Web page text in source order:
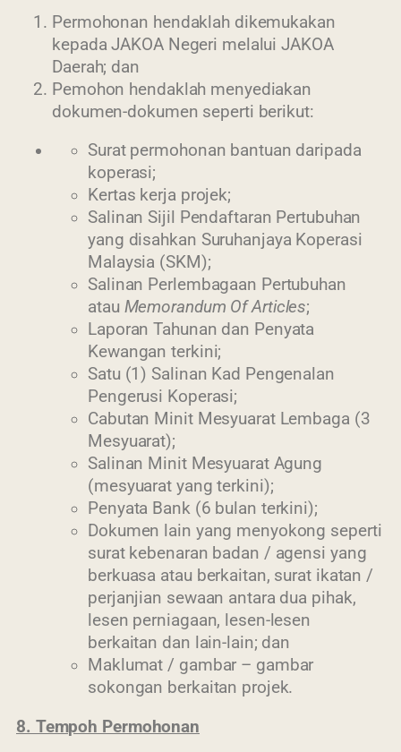
Permohonan hendaklah dikemukakan
kepada JAKOA Negeri melalui JAKOA
Daerah; dan
Pemohon hendaklah menyediakan
dokumen-dokumen seperti berikut:
Surat permohonan bantuan daripada
koperasi;
Kertas kerja projek;
Salinan Sijil Pendaftaran Pertubuhan
yang disahkan Suruhanjaya Koperasi
Malaysia (SKM);
Salinan Perlembagaan Pertubuhan
atau Memorandum Of Articles;
Laporan Tahunan dan Penyata
Kewangan terkini;
Satu (1) Salinan Kad Pengenalan
Pengerusi Koperasi;
Cabutan Minit Mesyuarat Lembaga (3
Mesyuarat);
Salinan Minit Mesyuarat Agung
(mesyuarat yang terkini);
Penyata Bank (6 bulan terkini);
Dokumen lain yang menyokong seperti
surat kebenaran badan / agensi yang
berkuasa atau berkaitan, surat ikatan /
perjanjian sewaan antara dua pihak,
lesen perniagaan, lesen-lesen
berkaitan dan lain-lain; dan
Maklumat / gambar – gambar
sokongan berkaitan projek.
8. Tempoh Permohonan
2022 © Jabatan
Kemajuan Orang
Asli (JAKOA)
Dasar Privasi|
Keselamatan|
Penafian|Peta
/ 11 / 2021 01:54
browser versi terkini dengan
skrin beresolusi 1280 x 1024 piksel